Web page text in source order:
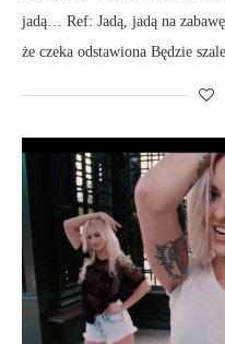
jadą… Ref: Jadą, jadą na
że czeka odstawiona Będzie